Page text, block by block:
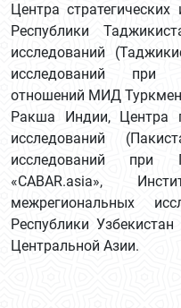
Центра
Республики
исследований
исследований при
отношений МИД
Ракша Индии, Центра
исследований
исследований при
«CABAR.asia»,
межрегиональных
Республики
Центральной Азии.